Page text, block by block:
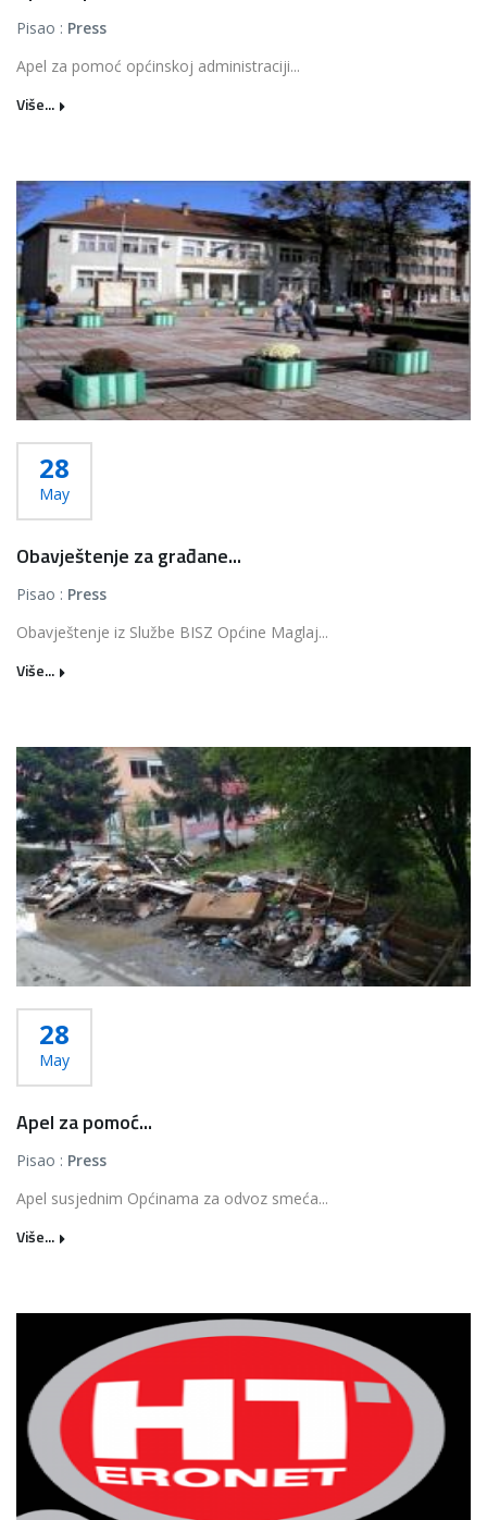
Pisao : Press
Apel za pomoć općinskoj administraciji...
Više...
28
May
Obavještenje za građane...
Pisao : Press
Obavještenje iz Službe BISZ Općine Maglaj...
Više...
28
May
Apel za pomoć...
Pisao : Press
Apel susjednim Općinama za odvoz smeća...
Više...